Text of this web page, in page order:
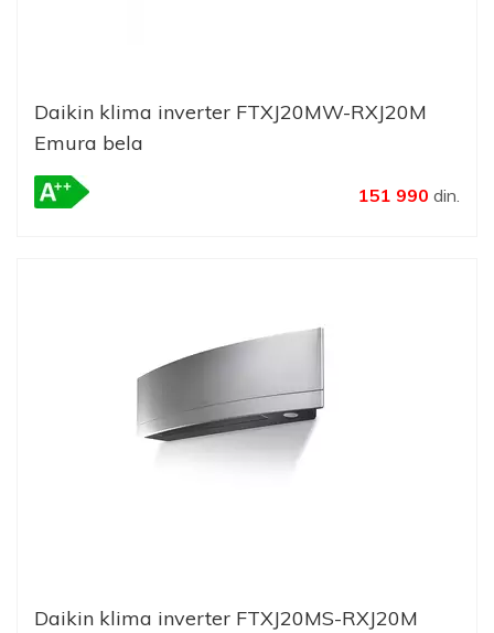
Daikin klima inverter FTXJ20MW-RXJ20M
Emura bela
151 990 din.
Daikin klima inverter FTXJ20MS-RXJ20M